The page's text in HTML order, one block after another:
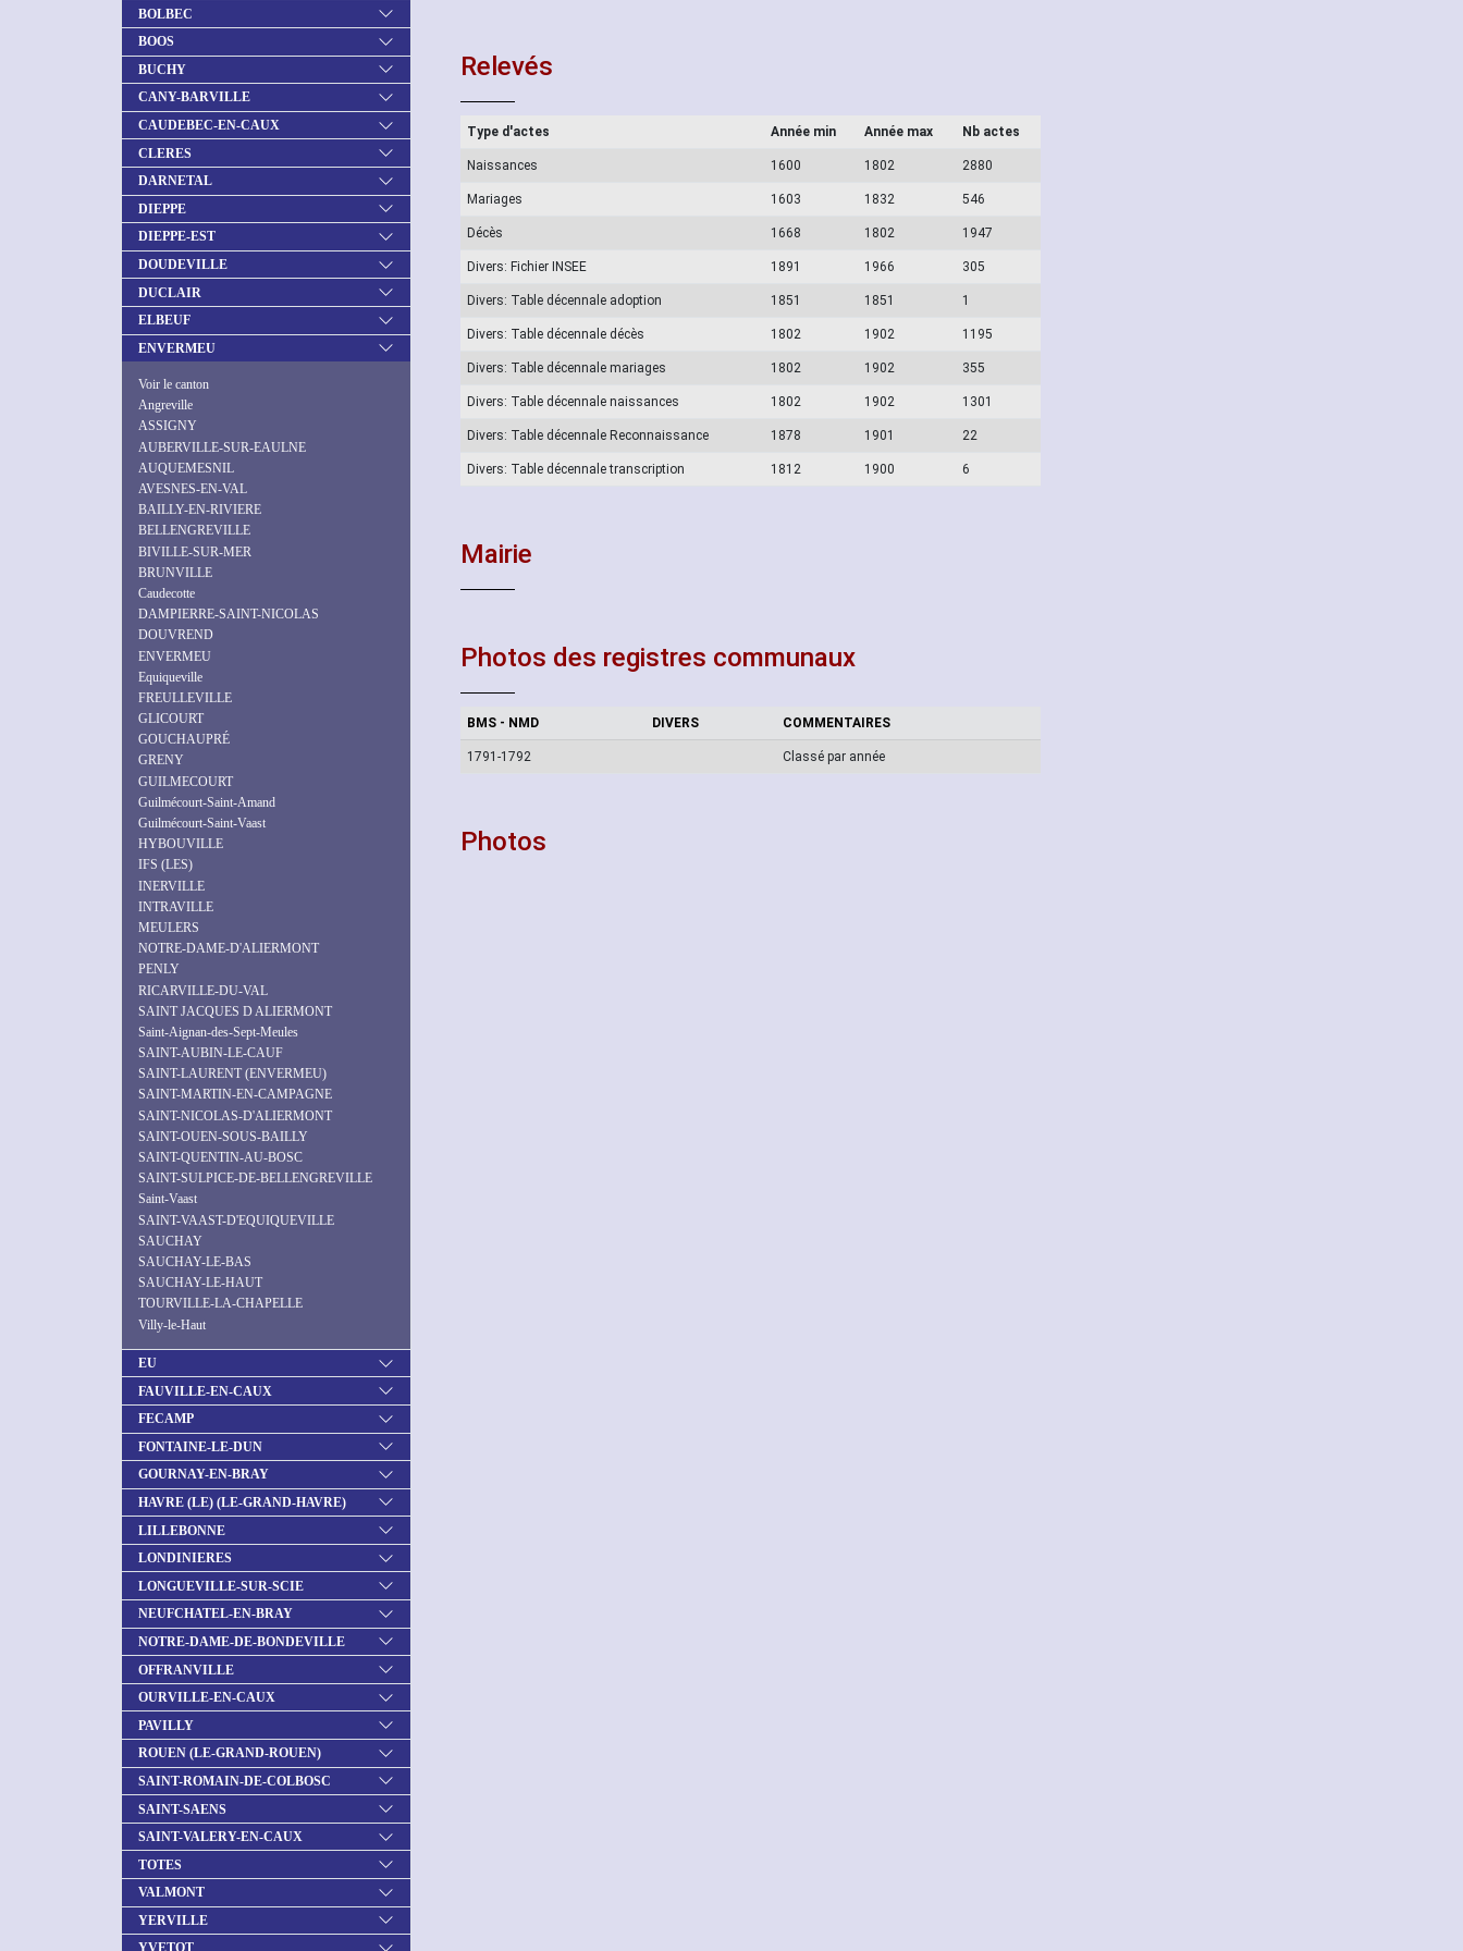
BOLBEC
BOOS
BUCHY
CANY-BARVILLE
CAUDEBEC-EN-CAUX
CLERES
DARNETAL
DIEPPE
DIEPPE-EST
DOUDEVILLE
DUCLAIR
ELBEUF
ENVERMEU
Voir le canton
Angreville
ASSIGNY
AUBERVILLE-SUR-EAULNE
AUQUEMESNIL
AVESNES-EN-VAL
BAILLY-EN-RIVIERE
BELLENGREVILLE
BIVILLE-SUR-MER
BRUNVILLE
Caudecotte
DAMPIERRE-SAINT-NICOLAS
DOUVREND
ENVERMEU
Equiqueville
FREULLEVILLE
GLICOURT
GOUCHAUPRÉ
GRENY
GUILMECOURT
Guilmécourt-Saint-Amand
Guilmécourt-Saint-Vaast
HYBOUVILLE
IFS (LES)
INERVILLE
INTRAVILLE
MEULERS
NOTRE-DAME-D'ALIERMONT
PENLY
RICARVILLE-DU-VAL
SAINT JACQUES D ALIERMONT
Saint-Aignan-des-Sept-Meules
SAINT-AUBIN-LE-CAUF
SAINT-LAURENT (ENVERMEU)
SAINT-MARTIN-EN-CAMPAGNE
SAINT-NICOLAS-D'ALIERMONT
SAINT-OUEN-SOUS-BAILLY
SAINT-QUENTIN-AU-BOSC
SAINT-SULPICE-DE-BELLENGREVILLE
Saint-Vaast
SAINT-VAAST-D'EQUIQUEVILLE
SAUCHAY
SAUCHAY-LE-BAS
SAUCHAY-LE-HAUT
TOURVILLE-LA-CHAPELLE
Villy-le-Haut
EU
FAUVILLE-EN-CAUX
FECAMP
FONTAINE-LE-DUN
GOURNAY-EN-BRAY
HAVRE (LE) (LE-GRAND-HAVRE)
LILLEBONNE
LONDINIERES
LONGUEVILLE-SUR-SCIE
NEUFCHATEL-EN-BRAY
NOTRE-DAME-DE-BONDEVILLE
OFFRANVILLE
OURVILLE-EN-CAUX
PAVILLY
ROUEN (LE-GRAND-ROUEN)
SAINT-ROMAIN-DE-COLBOSC
SAINT-SAENS
SAINT-VALERY-EN-CAUX
TOTES
VALMONT
YERVILLE
Relevés
Type d'actes Année min Année max Nb actes
Naissances 1600 1802 2880
Mariages 1603 1832 546
Décès 1668 1802 1947
Divers: Fichier INSEE 1891 1966 305
Divers: Table décennale adoption 1851 1851 1
Divers: Table décennale décès 1802 1902 1195
Divers: Table décennale mariages 1802 1902 355
Divers: Table décennale naissances 1802 1902 1301
Divers: Table décennale Reconnaissance 1878 1901 22
Divers: Table décennale transcription 1812 1900 6
Mairie
Photos des registres communaux
BMS - NMD DIVERS COMMENTAIRES
1791-1792 Classé par année
Photos